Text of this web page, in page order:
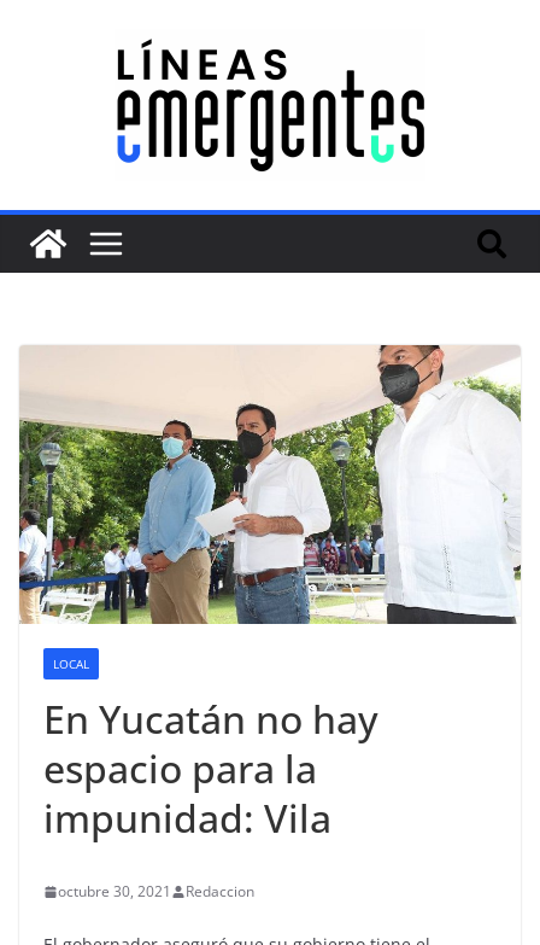
LOCAL
En Yucatán no hay
espacio para la
impunidad: Vila
octubre 30, 2021 Redaccion